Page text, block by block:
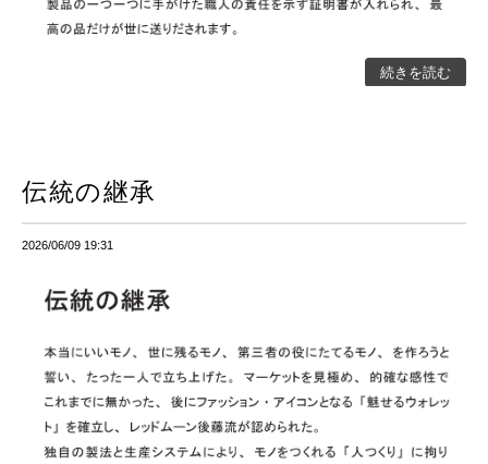
続きを読む
伝統の継承
2026/06/09 19:31